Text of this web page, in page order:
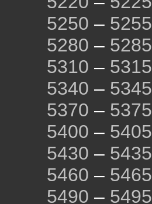
5250 – 5255
5280 – 5285
5310 – 5315
5340 – 5345
5370 – 5375
5400 – 5405
5430 – 5435
5460 – 5465
5490 – 5495